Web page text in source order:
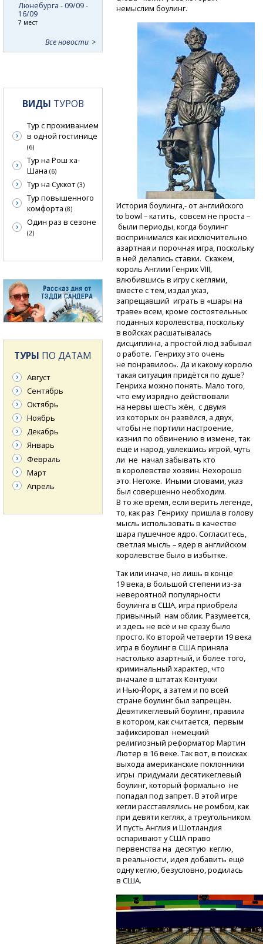
немыслим боулинг.
История боулинга,- от английского
to bowl – катить, совсем не проста –
были периоды, когда боулинг
воспринимался как исключительно
азартная и порочная игра, поскольку
в ней делались ставки. Скажем,
король Англии Генрих VIII,
влюбившись в игру с кеглями,
вместе с тем, издал указ,
запрещавший играть в «шары на
траве» всем, кроме состоятельных
поданных королевства, поскольку
в войсках расшатывалась
дисциплина, а простой люд забывал
о работе. Генриху это очень
не понравилось. Да и какому королю
такая ситуация придётся по душе?
Генриха можно понять. Мало того,
что ему изрядно действовали
на нервы шесть жён, с двумя
из которых он развёлся, а двух,
чтобы не портили настроение,
казнил по обвинению в измене, так
ещё и народ, увлекшись игрой, чуть
ли не начал забывать кто
в королевстве хозяин. Нехорошо
это. Негоже. Иными словами, указ
был совершенно необходим.
В то же время, если верить легенде,
то, как раз Генриху пришла в голову
мысль использовать в качестве
шара пушечное ядро. Согласитесь,
светлая мысль – ядер в английском
королевстве было в избытке.
Так или иначе, но лишь в конце
19 века, в большой степенииз-за
невероятной популярности
боулинга в США, игра приобрела
привычный нам облик. Разумеется,
и здесь не всё и не сразу было
просто. Ко второй четверти 19 века
игра в боулинг в США приняла
настолько азартный, и более того,
криминальный характер, что
вначале в штатах Кентукки
и Нью-Йорк, а затем и по всей
стране боулинг был запрещён.
Девятикеглевый боулинг, правила
в котором, как считается, первым
зафиксировал немецкий
религиозный реформатор Мартин
Лютер в 16 веке. Так вот, в поисках
выхода американские поклонники
игры придумали десятикеглевый
боулинг, который формально не
попадал под запрет. В этой игре
кегли расставлялись не ромбом, как
при девяти кеглях, а треугольником.
И пусть Англия и Шотландия
оспаривают у США право
первенства на десятую кеглю,
в реальности, идея добавить ещё
одну кеглю, безусловно, родилась
в США.
Люнебурга - 09/09 -
16/09
7 мест
Все новости
ВИДЫ ТУРОВ
Тур с проживанием
в одной гостинице
(6)
Тур на Рош ха-
Шана (6)
Тур на Суккот (3)
Тур повышенного
комфорта (8)
Один раз в сезоне
(2)
ТУРЫ ПО ДАТАМ
Август
Сентябрь
Октябрь
Ноябрь
Декабрь
Январь
Февраль
Март
Апрель